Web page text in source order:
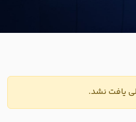
یافت نشد.